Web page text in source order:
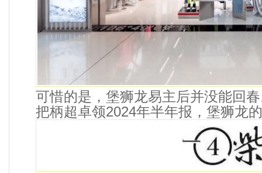
可惜的是，堡狮龙易主后并没能回
把柄超卓领2024年半年报，堡狮龙